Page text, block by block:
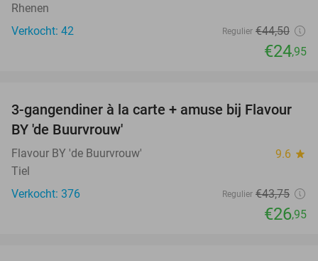
Rhenen
Verkocht: 42
Regulier €44,50
€24,95
38%
3-gangendiner à la carte + amuse bij Flavour
BY 'de Buurvrouw'
Flavour BY 'de Buurvrouw' 9.6 star
Tiel
Verkocht: 376
Regulier €43,75
€26,95